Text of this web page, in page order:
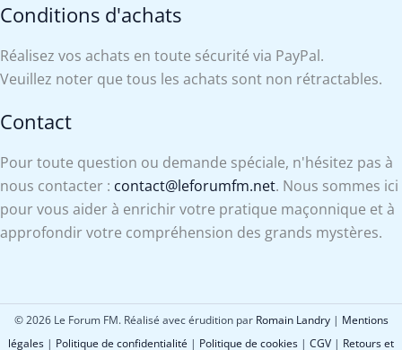
Conditions d'achats
Réalisez vos achats en toute sécurité via PayPal.
Veuillez noter que tous les achats sont non rétractables.
Contact
Pour toute question ou demande spéciale, n'hésitez pas à
nous contacter : contact@leforumfm.net. Nous sommes ici
pour vous aider à enrichir votre pratique maçonnique et à
approfondir votre compréhension des grands mystères.
© 2026 Le Forum FM. Réalisé avec érudition par Romain Landry| Mentions
légales | Politique de confidentialité | Politique de cookies | CGV | Retours et